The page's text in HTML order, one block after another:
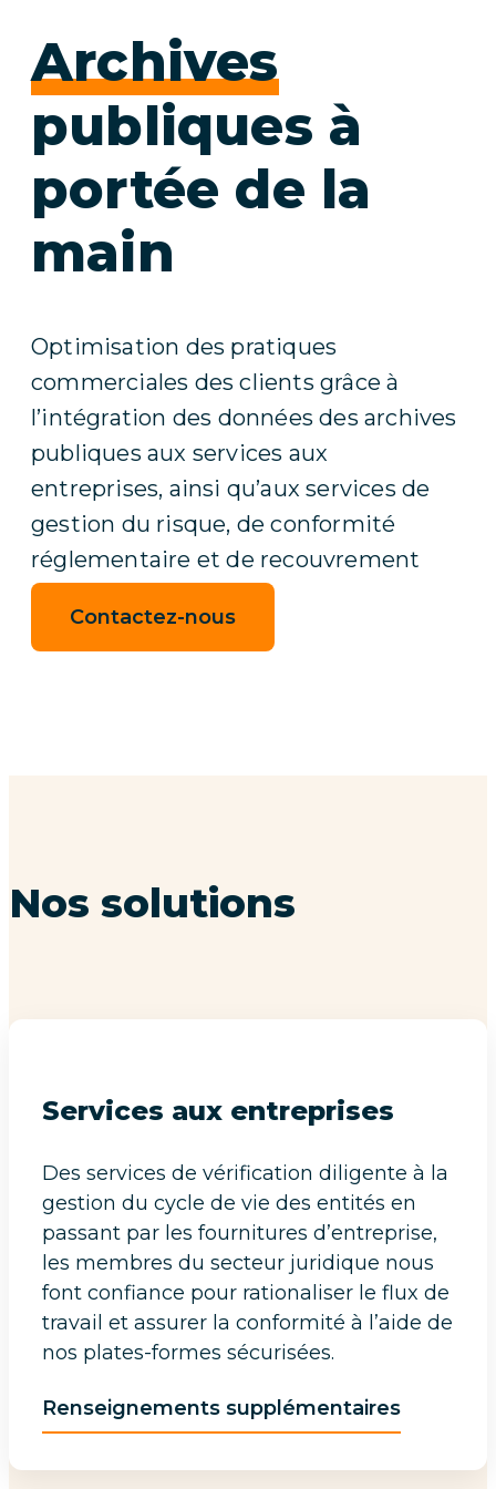
Archives
publiques à
portée de la
main
Optimisation des pratiques
commerciales des clients grâce à
l’intégration des données des archives
publiques aux services aux
entreprises, ainsi qu’aux services de
gestion du risque, de conformité
réglementaire et de recouvrement
Contactez-nous
Nos solutions
Services aux entreprises
Des services de vérification diligente à la
gestion du cycle de vie des entités en
passant par les fournitures d’entreprise,
les membres du secteur juridique nous
font confiance pour rationaliser le flux de
travail et assurer la conformité à l’aide de
nos plates-formes sécurisées.
Renseignements supplémentaires